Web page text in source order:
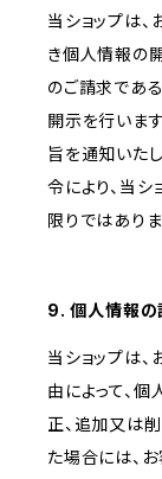
当ショップは
き個人情報の
のご請求であ
開示を行いま
旨を通知いた
令により、当
限りではありま
9. 個人情報の
当ショップは
由によって、
正、追加又は削
た場合には、